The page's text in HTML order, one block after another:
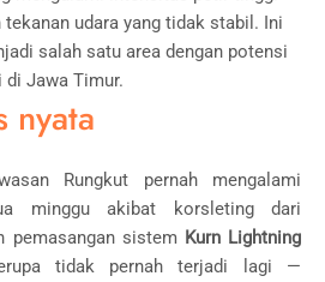
tekanan udara yang tidak stabil. Ini
salah satu area dengan potensi
Jawa Timur.
nyata
Rungkut pernah mengalami
minggu akibat korsleting dari
pemasangan sistem Kurn Lightning
tidak pernah terjadi lagi —